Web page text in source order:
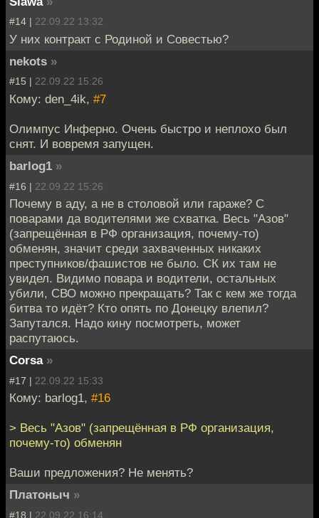
#14 | 22.09.22 13:32
У них контракт с Родиной и Совестью?
nekots »
#15 | 22.09.22 15:26
Кому: den_4ik, #7
Олимпус Инферно. Очень быстро и неплохо был
снят. И вовремя запущен.
barlog1 »
#16 | 22.09.22 15:26
Почему в аду, а не в столовой или гараже? С
поварами да водителями же схватка. Весь "Азов"
(запрещённая в РФ организация, почему-то)
обменян, значит среди захваченных никаких
преступников/фашистов не было. СК их там не
увидел. Видимо повара и водители, остальных
убили, СВО можно прекращать? Так с кем же тогда
битва то идёт? Кто опять по Донецку влепил?
Запутался. Надо кину посмотреть, может
распутаюсь.
Corsa »
#17 | 22.09.22 15:33
Кому: barlog1, #16
> Весь "Азов" (запрещённая в РФ организация,
почему-то) обменян
Ваши предложения? Не менять?
Платоныч »
#18 | 22.09.22 16:14